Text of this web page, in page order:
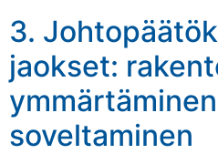
3.
jaokset:
soveltaminen